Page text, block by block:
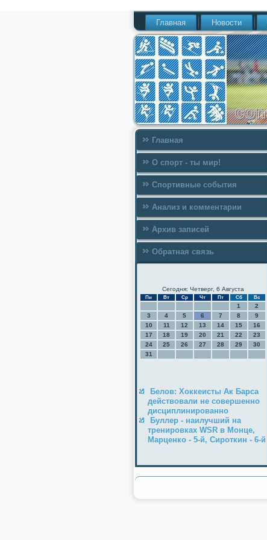
Главная Новости
Главная
О спорт - ты мир!
Спортивные события
Анализ и комментарии
Архив записей
Обратная связь
Сегодня: Четверг, 6 Августа
Пн Вт Ср Чт Пт Сб Вс
1
2
3
4 5 6 7 8
9
10
11 12 13 14 15
16
17
18 19 20 21 22
23
24
25 26 27 28 29
30
31
Белов: Хоккеисты Ак Барса
действовали не совершенно
дисциплинированно
Буллер - наилучший на
тренировках WSR в Монце,
Марценко - 5-й, Сироткин - 6-й